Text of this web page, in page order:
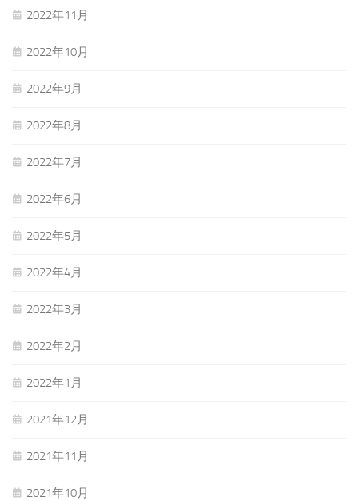
2022年11月
2022年10月
2022年9月
2022年8月
2022年7月
2022年6月
2022年5月
2022年4月
2022年3月
2022年2月
2022年1月
2021年12月
2021年11月
2021年10月